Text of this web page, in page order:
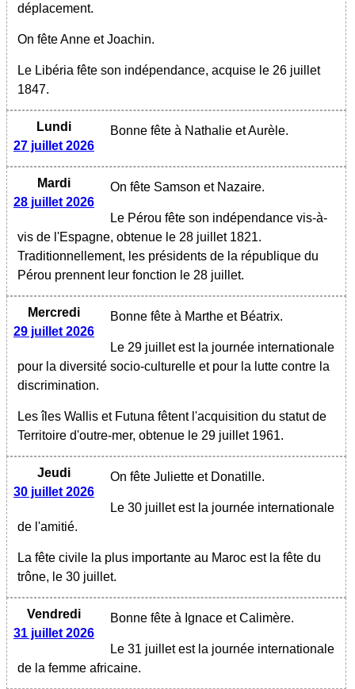
déplacement.
On fête Anne et Joachin.
Le Libéria fête son indépendance, acquise le 26 juillet
1847.
Lundi
27 juillet 2026
Bonne fête à Nathalie et Aurèle.
Mardi
28 juillet 2026
On fête Samson et Nazaire.
Le Pérou fête son indépendance vis-à-
vis de l'Espagne, obtenue le 28 juillet 1821.
Traditionnellement, les présidents de la république du
Pérou prennent leur fonction le 28 juillet.
Mercredi
29 juillet 2026
Bonne fête à Marthe et Béatrix.
Le 29 juillet est la journée internationale
pour la diversité socio-culturelle et pour la lutte contre la
discrimination.
Les îles Wallis et Futuna fêtent l'acquisition du statut de
Territoire d'outre-mer, obtenue le 29 juillet 1961.
Jeudi
30 juillet 2026
On fête Juliette et Donatille.
Le 30 juillet est la journée internationale
de l'amitié.
La fête civile la plus importante au Maroc est la fête du
trône, le 30 juillet.
Vendredi
31 juillet 2026
Bonne fête à Ignace et Calimère.
Le 31 juillet est la journée internationale
de la femme africaine.